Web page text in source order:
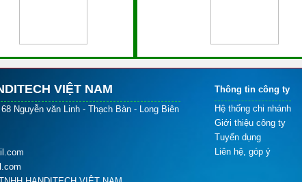
VIỆT NAM
Nguyễn văn Linh - Thạch Bàn - Long Biên
Thông tin công ty
Hệ thống chi nhánh
Giới thiệu công ty
Tuyển dụng
Liên hệ, góp ý